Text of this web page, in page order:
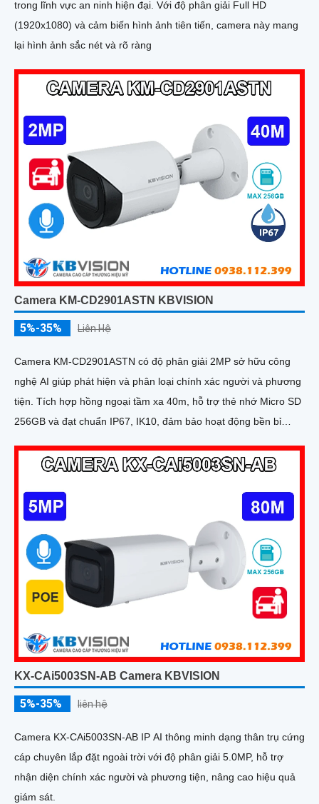
trong lĩnh vực an ninh hiện đại. Với độ phân giải Full HD
(1920x1080) và cảm biến hình ảnh tiên tiến, camera này mang
lại hình ảnh sắc nét và rõ ràng
Camera KM-CD2901ASTN KBVISION
5%-35% Liên Hệ
Camera KM-CD2901ASTN có độ phân giải 2MP sở hữu công
nghệ AI giúp phát hiện và phân loại chính xác người và phương
tiện. Tích hợp hồng ngoại tầm xa 40m, hỗ trợ thẻ nhớ Micro SD
256GB và đạt chuẩn IP67, IK10, đảm bảo hoạt động bền bỉ
KX-CAi5003SN-AB Camera KBVISION
5%-35% liên hệ
Camera KX-CAi5003SN-AB IP AI thông minh dạng thân trụ cứng
cáp chuyên lắp đặt ngoài trời với độ phân giải 5.0MP, hỗ trợ
nhận diện chính xác người và phương tiện, nâng cao hiệu quả
giám sát.